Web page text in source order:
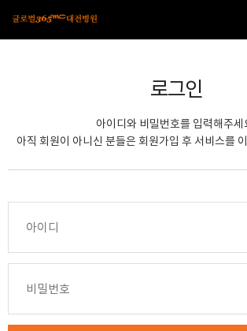
로그인
아이디와 비밀번호를 입력해주세
아직 회원이 아니신 분들은 회원가입 후 서비스를